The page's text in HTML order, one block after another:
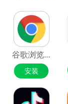
谷歌浏览器Google Chrome
安装